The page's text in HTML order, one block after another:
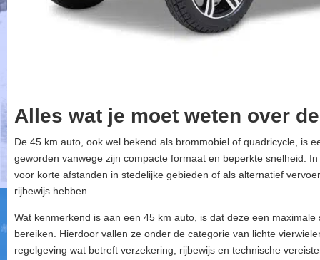
Alles wat je moet weten over
De 45 km auto, ook wel bekend als brommobiel of quadricycle, is
geworden vanwege zijn compacte formaat en beperkte snelheid.
voor korte afstanden in stedelijke gebieden of als alternatief
rijbewijs hebben.
Wat kenmerkend is aan een 45 km auto, is dat deze een
bereiken. Hierdoor vallen ze onder de categorie van lichte
regelgeving wat betreft verzekering, rijbewijs en technische